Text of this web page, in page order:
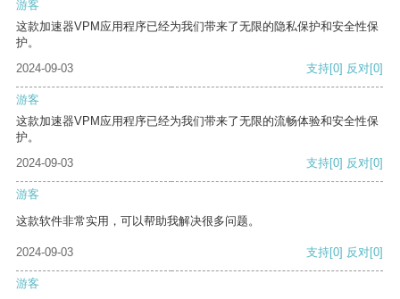
游客
这款加速器VPM应用程序已经为我们带来了无限的隐私保护和安全性保
护。
2024-09-03
支持[0] 反对[0]
游客
这款加速器VPM应用程序已经为我们带来了无限的流畅体验和安全性保
护。
2024-09-03
支持[0] 反对[0]
游客
这款软件非常实用，可以帮助我解决很多问题。
2024-09-03 支持[0] 反对[0]
游客